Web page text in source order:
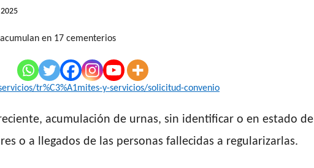
acumulación de urnas, sin identificar o en estado de
o a llegados de las personas fallecidas a regularizarlas.